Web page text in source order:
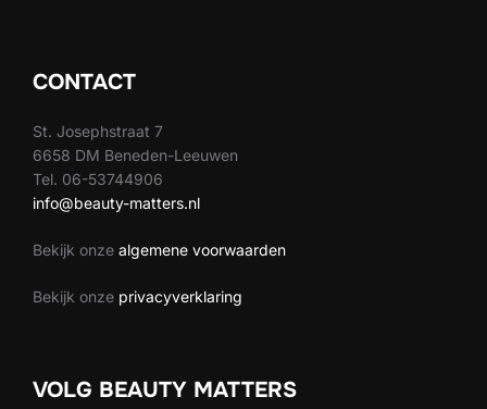
CONTACT
St. Josephstraat 7
6658 DM Beneden-Leeuwen
Tel. 06-53744906
info@beauty-matters.nl
Bekijk onze algemene voorwaarden
Bekijk onze privacyverklaring
VOLG BEAUTY MATTERS